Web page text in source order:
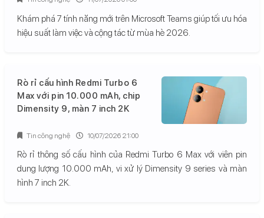
Khám phá 7 tính năng mới trên Microsoft Teams giúp tối ưu hóa
hiệu suất làm việc và cộng tác từ mùa hè 2026.
Rò rỉ cấu hình Redmi Turbo 6
Max với pin 10.000 mAh, chip
Dimensity 9, màn 7 inch 2K
Rò rỉ thông số cấu hình của Redmi Turbo 6 Max với viên pin
dung lượng 10.000 mAh, vi xử lý Dimensity 9 series và màn
hình 7 inch 2K.
Tin công nghệ 10/07/2026 21:00